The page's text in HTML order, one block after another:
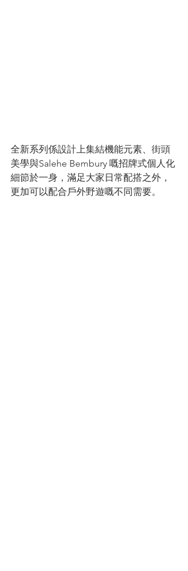
全新系列係設計上集結機能元素、街頭
美學與Salehe Bembury 嘅招牌式個人化
細節於一身，滿足大家日常配搭之外，
更加可以配合戶外野遊嘅不同需要。